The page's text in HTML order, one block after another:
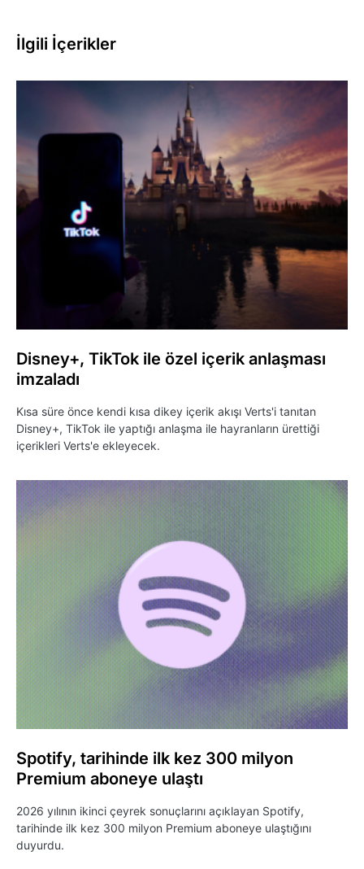
İlgili İçerikler
Disney+, TikTok ile özel içerik anlaşması
imzaladı
Kısa süre önce kendi kısa dikey içerik akışı Verts'i tanıtan
Disney+, TikTok ile yaptığı anlaşma ile hayranların ürettiği
içerikleri Verts'e ekleyecek.
Spotify, tarihinde ilk kez 300 milyon
Premium aboneye ulaştı
2026 yılının ikinci çeyrek sonuçlarını açıklayan Spotify,
tarihinde ilk kez 300 milyon Premium aboneye ulaştığını
duyurdu.